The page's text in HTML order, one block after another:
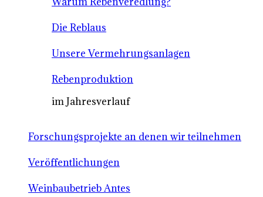
Die Reblaus
Unsere Vermehrungsanlagen
Rebenproduktion
im Jahresverlauf
Forschungsprojekte an denen wir teilnehmen
Veröffentlichungen
Weinbaubetrieb Antes